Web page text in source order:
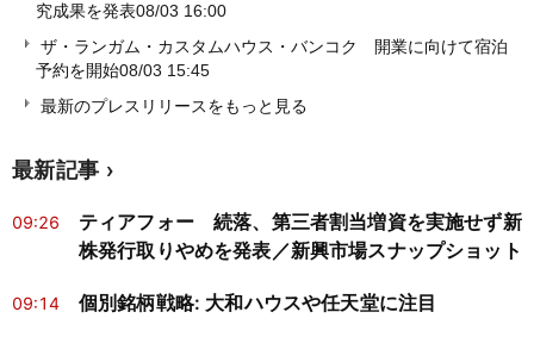
究成果を発表08/03 16:00
ザ・ランガム・カスタムハウス・バンコク 開業に向けて宿泊
予約を開始08/03 15:45
最新のプレスリリースをもっと見る
最新記事
09:26
ティアフォー 続落、第三者割当増資を実施せず新
株発行取りやめを発表／新興市場スナップショット
09:14 個別銘柄戦略: 大和ハウスや任天堂に注目